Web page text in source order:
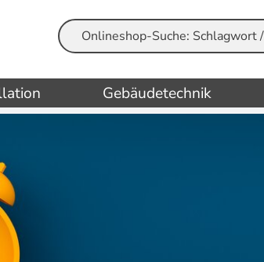
Suche
Gebäudetechnik